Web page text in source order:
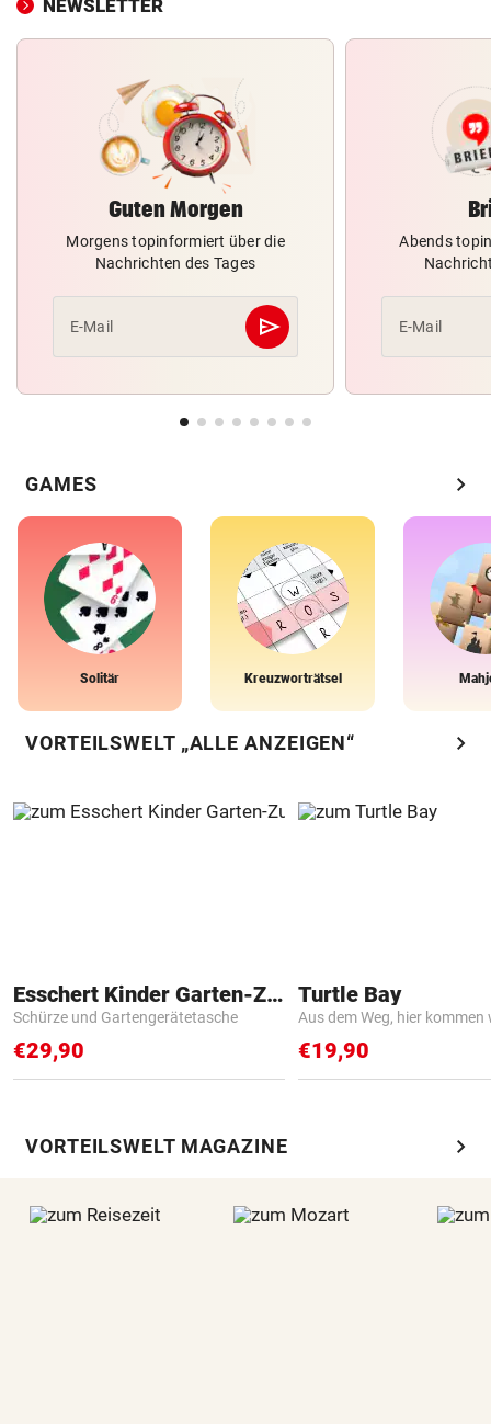
NEWSLETTER
Guten Morgen
Morgens topinformiert über die
Nachrichten des Tages
E-Mail send
Abschicken
Abends
E-Mail
GAMES chevron_right
Solitär Kreuzworträtsel
VORTEILSWELT „ALLE ANZEIGEN“ chevron_right
Esschert Kinder Garten-Zubehör
Schürze und Gartengerätetasche
€29,90
Turtle Bay
Aus dem Weg, hier kommen
€19,90
VORTEILSWELT MAGAZINE chevron_right